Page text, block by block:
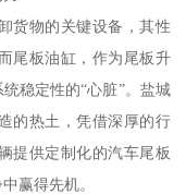
货物的关键设备，其性
尾板油缸，作为尾板升
稳定性的“心脏”。盐城
的热土，凭借深厚的行
提供定制化的汽车尾板
赢得先机。